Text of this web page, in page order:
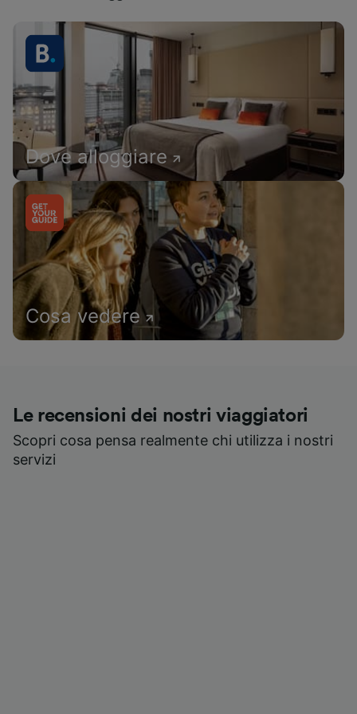
Dove alloggiare
Cosa vedere
Le recensioni dei nostri viaggiatori
Scopri cosa pensa realmente chi utilizza i nostri
servizi